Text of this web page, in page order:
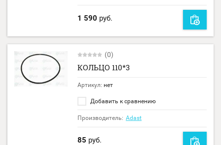
1 590 руб.
(0)
КОЛЬЦО 110*3
Артикул: нет
Добавить к сравнению
Производитель: Adast
85 руб.